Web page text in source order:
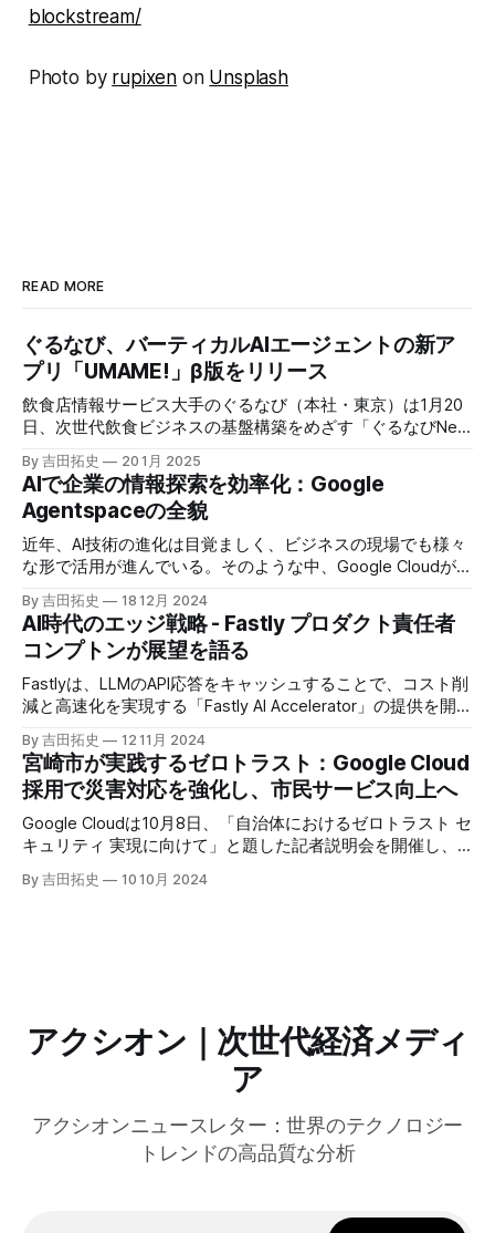
blockstream/
Photo by rupixen on Unsplash
READ MORE
ぐるなび、バーティカルAIエージェントの新ア
プリ「UMAME!」β版をリリース
飲食店情報サービス大手のぐるなび（本社・東京）は1月20
日、次世代飲食ビジネスの基盤構築をめざす「ぐるなびNext
プロジェクト」の初成果として、新たな飲食店探索アプリ
「UMAME!（うまみー！）」のβ版を公開した。
By 吉田拓史 20 1月 2025
AIで企業の情報探索を効率化：Google
Agentspaceの全貌
近年、AI技術の進化は目覚ましく、ビジネスの現場でも様々
な形で活用が進んでいる。そのような中、Google Cloudが新
たに発表したGoogle Agentspaceは、いま注目を集めるAIエ
ージェントがエンタープライズITを大きく変革する予兆と言
えるだろう。
By 吉田拓史 18 12月 2024
AI時代のエッジ戦略 - Fastly プロダクト責任者
コンプトンが展望を語る
Fastlyは、LLMのAPI応答をキャッシュすることで、コスト削
減と高速化を実現する「Fastly AI Accelerator」の提供を開始
した。キップ・コンプトン最高プロダクト責任者（CPO）
は、類似した質問への応答を再利用し、効率的な処理を可能
にすると説明した。さらに、コンプトンは、エッジコンピュ
ーティングの利点を活かしたパーソナライズや、エッジにお
けるGPUの経済性、セキュリティへの取り組みなど、Fastly
のAI戦略について語った。
By 吉田拓史 12 11月 2024
宮崎市が実践するゼロトラスト：Google Cloud
採用で災害対応を強化し、市民サービス向上へ
Google Cloudは10月8日、「自治体におけるゼロトラスト セ
キュリティ 実現に向けて」と題した記者説明会を開催し、
自治体向けにゼロトラストセキュリティ導入を支援するプロ
グラムを発表した。宮崎市の事例では、Google Workspace
By 吉田拓史 10 10月 2024
アクシオン｜次世代経済メディ
ア
アクシオンニュースレター：世界のテクノロジー
トレンドの高品質な分析